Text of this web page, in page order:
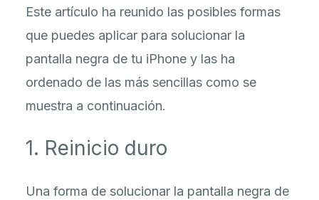
Este artículo ha reunido las posibles formas
que puedes aplicar para solucionar la
pantalla negra de tu iPhone y las ha
ordenado de las más sencillas como se
muestra a continuación.
1. Reinicio duro
Una forma de solucionar la pantalla negra de